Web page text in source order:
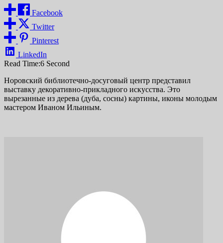
Facebook
Twitter
Pinterest
LinkedIn
Read Time:6 Second
Норовский библиотечно-досуговый центр представил
выставку декоративно-прикладного искусства. Это
вырезанные из дерева (дуба, сосны) картины, иконы молодым
мастером Иваном Ильиным.